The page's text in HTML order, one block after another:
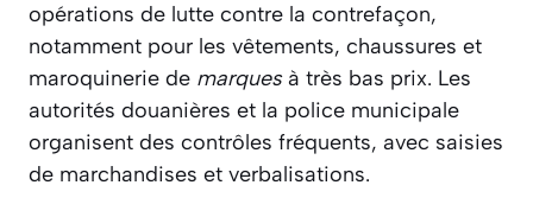
opérations de lutte contre la contrefaçon,
notamment pour les vêtements, chaussures et
maroquinerie de marquesà très bas prix. Les
autorités douanières et la police municipale
organisent des contrôles fréquents, avec saisies
de marchandises et verbalisations.